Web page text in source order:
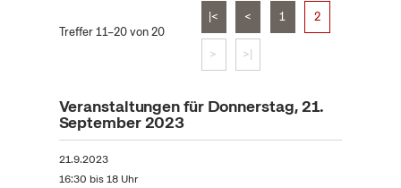
Treffer 11–20 von 20
|< < 1 2
> >|
Veranstaltungen für Donnerstag, 21.
September 2023
21.9.2023
16:30 bis 18 Uhr